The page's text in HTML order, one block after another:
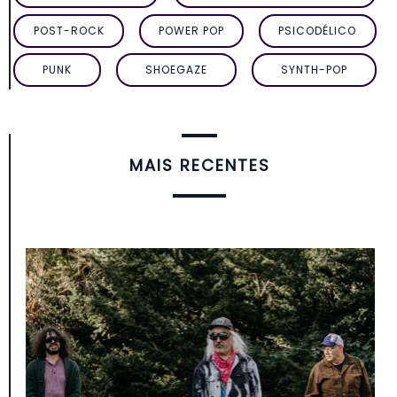
POST-ROCK POWER POP PSICODÉLICO
PUNK SHOEGAZE SYNTH-POP
MAIS RECENTES